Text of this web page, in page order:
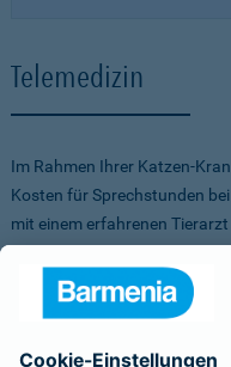
Telemedizin
Im Rahmen Ihrer Katzen-
Kosten für Sprechstunden
mit einem erfahrenen
Stress für Sie und Ihr Tier.
Um Ihnen die Auswahl der
Anbieter verglichen, getestet
bei FirstVet als auch bei